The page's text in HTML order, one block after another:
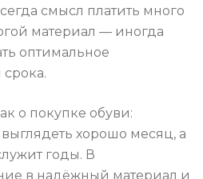
смысл платить много
материал — иногда
оптимальное
о покупке обуви:
хорошо месяц, а
годы. В
в надёжный материал и